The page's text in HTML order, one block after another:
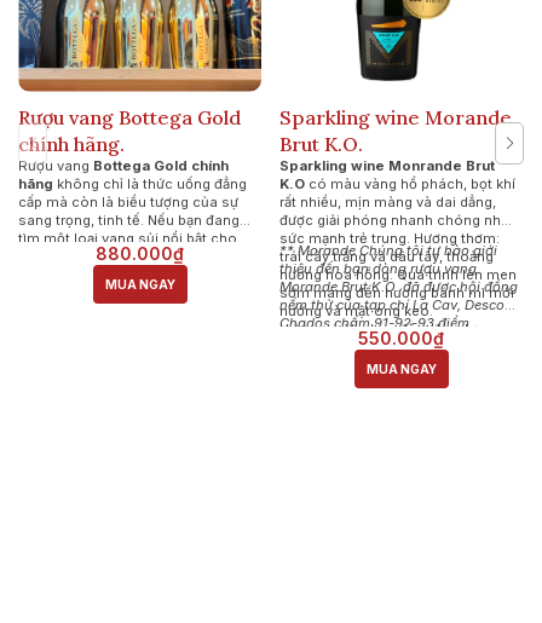
Rượu vang Bottega Gold
chính hãng.
Rượu vang Bottega Gold chính
hãng không chỉ là thức uống đẳng
cấp mà còn là biểu tượng của sự
sang trọng, tinh tế. Nếu bạn đang
tìm một loại vang sủi nổi bật cho
buổi tiệc hoặc món quà biếu sang
trọng, Bottega Gold chắc chắn là
lựa chọn hoàn hảo.
880.000₫
MUA NGAY
Sparkling wine Morande
Brut K.O.
Sparkling wine Monrande Brut
K.O có màu vàng hổ phách, bọt khí
rất nhiều, mịn màng và dai dẳng,
được giải phóng nhanh chóng nhờ
sức mạnh trẻ trung. Hương thơm:
trái cây trắng và dâu tây, thoảng
hương hoa hồng. Quá trình lên men
sớm mang đến hương bánh mì mới
nướng và mật ong keo.
Hương vị: Vị chua đậm đà, nhẹ
nhàng và trẻ trung, với sự cân bằng
hấp dẫn và rất sảng khoái.
** Morande Chúng tôi tự hào giới
thiệu đến bạn dòng rượu vang
Morande Brut K.O. đã được hội đồng
nếm thử của tạp chí La Cav, Descor
Chados chấm 91-92-93 điểm.
550.000₫
MUA NGAY